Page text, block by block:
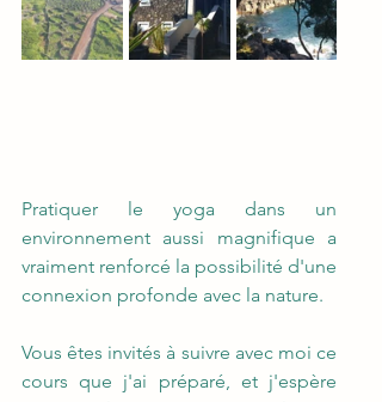
Pratiquer le yoga dans un
environnement aussi magnifique a
vraiment renforcé la possibilité d'une
connexion profonde avec la nature.
Vous êtes invités à suivre avec moi ce
cours que j'ai préparé, et j'espère